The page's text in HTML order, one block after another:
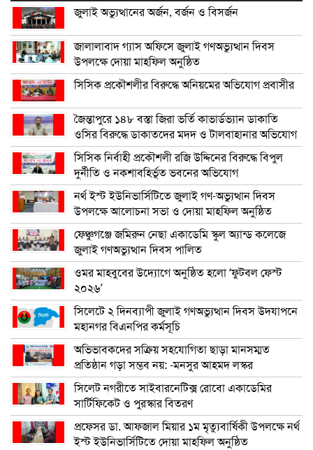
জুলাই অভ্যুত্থানের অর্জন, বর্জন ও বিসর্জন
জালালাবাদ গ্যাস অফিসে জুলাই গণঅভ্যুত্থান দিবস
উপলক্ষে দোয়া মাহফিল অনুষ্ঠিত
সিসিক প্রকৌশলীর বিরুদ্ধে অনিয়মের অভিযোগ প্রবাসীর
জৈন্তাপুরে ১৪৮ বস্তা জিরা ভর্তি কাভার্ডভ্যান ডাকাতি
ওসির বিরুদ্ধে ডাকাতদের মদদ ও টালবাহানার অভিযোগ
সিসিক নির্বাহী প্রকৌশলী রজি উদ্দিনের বিরুদ্ধে বিপুল
দুর্নীতি ও নকশাবহির্ভূত ভবনের অভিযোগ
নর্থ ইস্ট ইউনিভার্সিটিতে জুলাই গণ-অভ্যুত্থান দিবস
উপলক্ষে আলোচনা সভা ও দোয়া মাহফিল অনুষ্ঠিত
ফেঞ্চুগঞ্জে জমিরুন নেছা একাডেমি স্কুল অ্যান্ড কলেজে
জুলাই গণঅভ্যুত্থান দিবস পালিত
ওমর মাহবুবের উদ্যোগে অনুষ্ঠিত হলো ‘ফুটবল ফেস্ট
২০২৬’
সিলেটে ২ দিনব্যাপী জুলাই গণঅভ্যুত্থান দিবস উদযাপনে
মহানগর বিএনপির কর্মসূচি
অভিভাবকদের সক্রিয় সহযোগিতা ছাড়া মানসম্মত
প্রতিষ্ঠান গড়া সম্ভব নয়: -মনসুর আহমদ লস্কর
সিলেট নগরীতে সাইবারনেটিক্স রোবো একাডেমির
সার্টিফিকেট ও পুরস্কার বিতরণ
প্রফেসর ডা. আফজাল মিয়ার ১ম মৃত্যুবার্ষিকী উপলক্ষে নর্থ
ইস্ট ইউনিভার্সিটিতে দোয়া মাহফিল অনুষ্ঠিত